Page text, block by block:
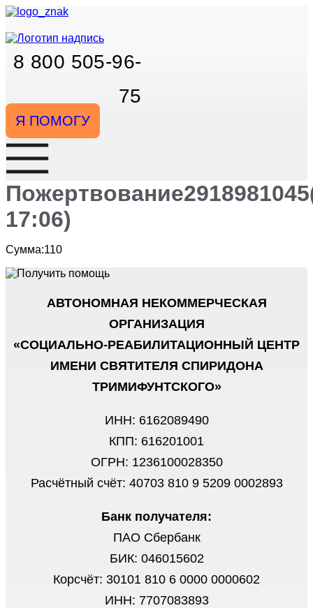
Перейти
содержимому
8 800 505-96-
75
Я ПОМОГУ
17:06)
Сумма:110
АВТОНОМНАЯ НЕКОММЕРЧЕСКАЯ
ОРГАНИЗАЦИЯ
«СОЦИАЛЬНО-РЕАБИЛИТАЦИОННЫЙ ЦЕНТР
ИМЕНИ СВЯТИТЕЛЯ СПИРИДОНА
ТРИМИФУНТСКОГО»
ИНН: 6162089490
КПП: 616201001
ОГРН: 1236100028350
Расчётный счёт: 40703 810 9 5209 0002893
Банк получателя:
ПАО Сбербанк
БИК: 046015602
Корсчёт: 30101 810 6 0000 0000602
ИНН: 7707083893